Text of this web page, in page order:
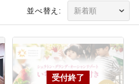
並べ替え: